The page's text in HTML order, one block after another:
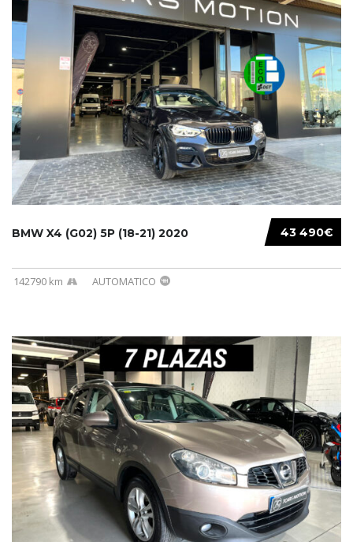
43 490€
BMW X4 (G02) 5P (18-21) 2020
142790 km AUTOMATICO